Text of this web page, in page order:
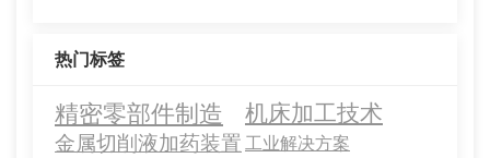
热门标签
精密零部件制造 机床加工技术
金属切削液加药装置工业解决方案